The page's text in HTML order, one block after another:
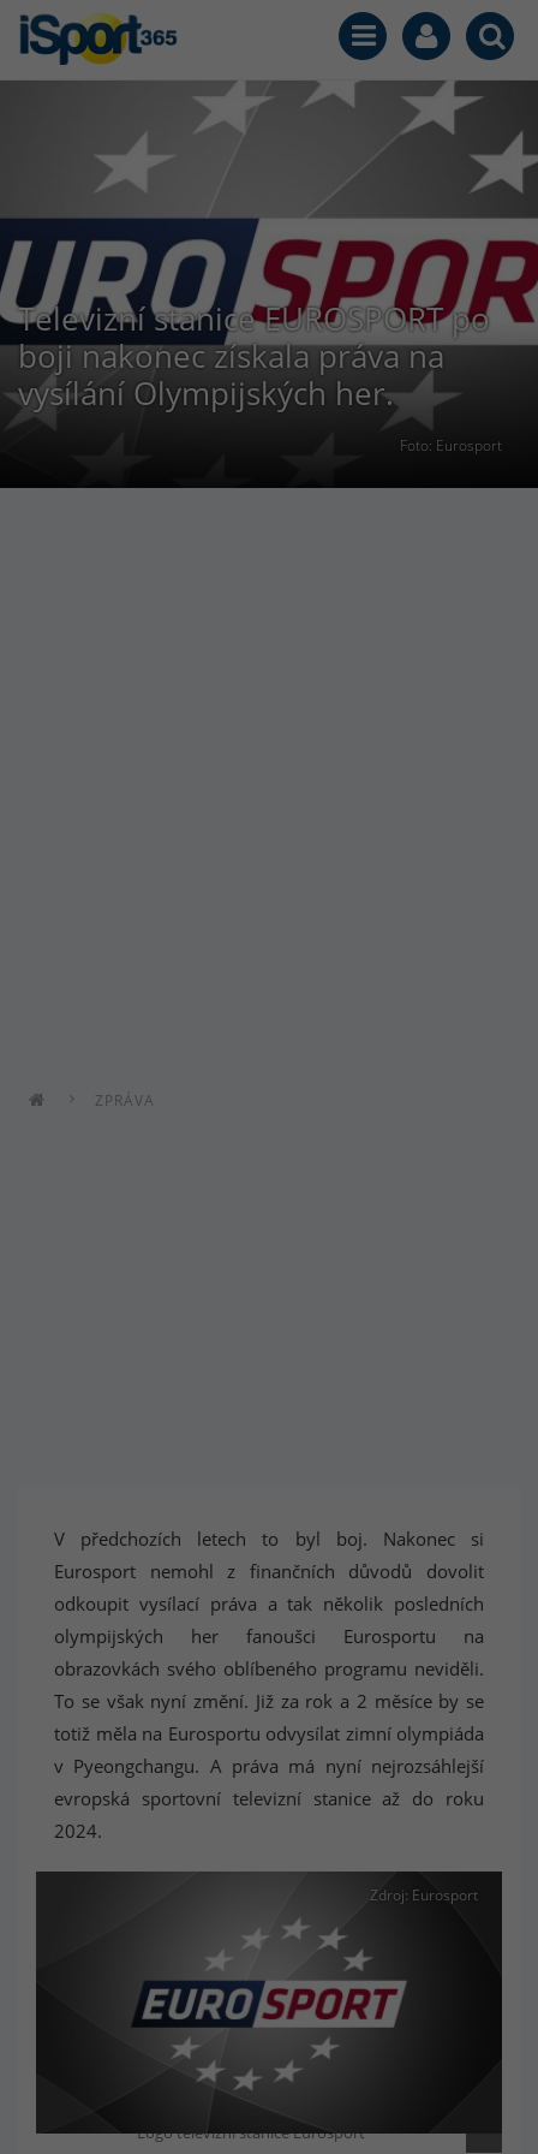
Foto: Eurosport
Televizní stanice EUROSPORT po
boji nakonec získala práva na
vysílání Olympijských her.
ZPRÁVA
V předchozích letech to byl boj. Nakonec si
Eurosport nemohl z finančních důvodů dovolit
odkoupit vysílací práva a tak několik posledních
olympijských her fanoušci Eurosportu na
obrazovkách svého oblíbeného programu neviděli.
To se však nyní změní. Již za rok a 2 měsíce by se
totiž měla na Eurosportu odvysílat zimní olympiáda
v Pyeongchangu. A práva má nyní nejrozsáhlejší
evropská sportovní televizní stanice až do roku
2024.
Logo televizní stanice Eurosport
Zdroj: Eurosport